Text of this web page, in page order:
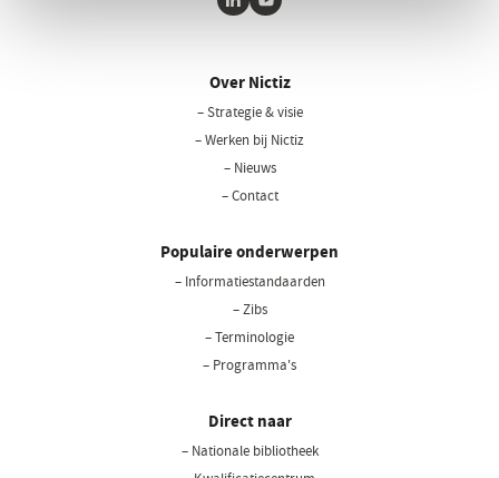
LinkedInYoutube
Over Nictiz
– Strategie & visie
– Werken bij Nictiz
– Nieuws
– Contact
Populaire onderwerpen
– Informatiestandaarden
– Zibs
– Terminologie
– Programma's
Direct naar
– Nationale bibliotheek(opent